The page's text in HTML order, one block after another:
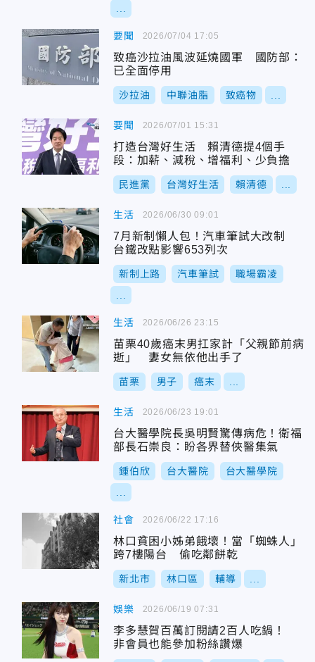
要聞
致癌沙拉油風波延燒國軍 國防部：
已全面停用
沙拉油 中聯油脂 致癌物
2026/07/04 17:05
要聞
打造台灣好生活 賴清德提4個手
段：加薪、減稅、增福利、少負擔
民進黨 台灣好生活 賴清德
2026/07/01 15:31
生活
7月新制懶人包！汽車筆試大改制
台鐵改點影響653列次
新制上路 汽車筆試 職場霸凌
2026/06/30 09:01
生活
苗栗40歲癌末男扛家計「父親節前病
逝」 妻女無依他出手了
苗栗 男子 癌末
2026/06/26 23:15
生活
台大醫學院長吳明賢驚傳病危！衛福
部長石崇良：盼各界替俠醫集氣
鍾伯欣 台大醫院 台大醫學院
2026/06/23 19:01
社會
林口貧困小姊弟餓壞！當「蜘蛛人」
跨7樓陽台 偷吃鄰餅乾
新北市 林口區 輔導
2026/06/22 17:16
娛樂
李多慧賀百萬訂閱請2百人吃鍋！
非會員也能參加粉絲讚爆
2026/06/19 07:31